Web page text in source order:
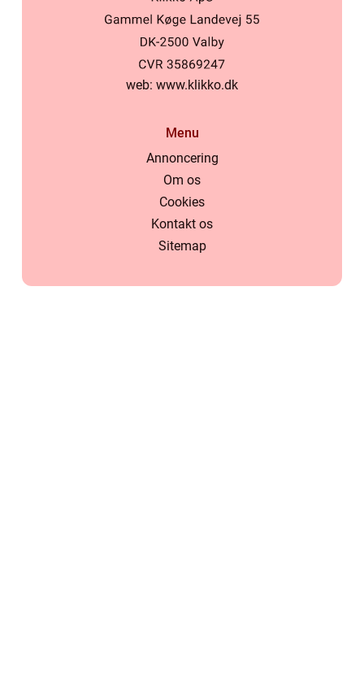
web: www.klikko.dk
Menu
Annoncering
Om os
Cookies
Kontakt os
Sitemap